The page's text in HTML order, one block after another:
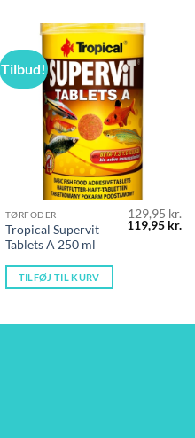
Tilbud!
TØRFODER
Tropical Supervit
Tablets A 250 ml
129,95kr.
Den
oprindelige
119,95 kr.
TILFØJ TIL KURV